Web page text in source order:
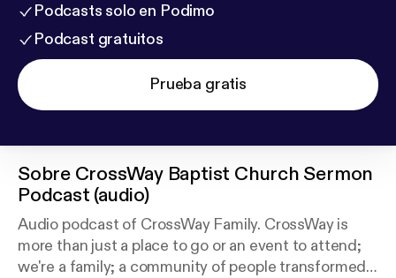
Podcasts solo en Podimo
Podcast gratuitos
Prueba gratis
Sobre CrossWay Baptist Church Sermon
Podcast (audio)
Audio podcast of CrossWay Family. CrossWay is
more than just a place to go or an event to attend;
we're a family; a community of people transformed